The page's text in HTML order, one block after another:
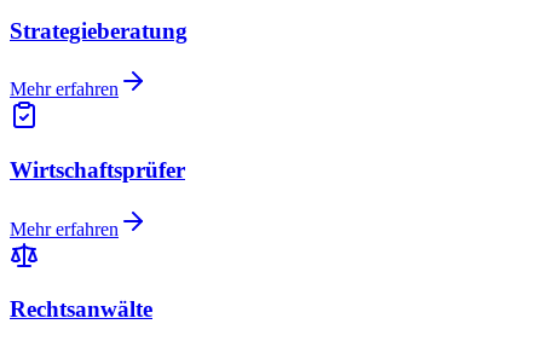
Strategieberatung
Mehr erfahren
Wirtschaftsprüfer
Mehr erfahren
Rechtsanwälte